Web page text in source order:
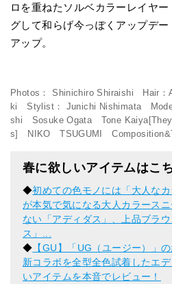
ロを重ねたソルベカラーレイヤ
グして和らげ今っぽくアップデ
アップ。
Photos： Shinichiro Shiraishi Hair
ki Stylist： Junichi Nishimata
shi Sosuke Ogata Tone Kaiya[They
s] NIKO TSUGUMI
春に欲しいアイテムはこ
◆初めての色モノには「大人な
が本気で気になる大人カラース
ない「アディダス」、上品ブラ
ス」...
◆ 【GU】「UG（ユージー）」
新コラボを全型全色試着したエ
いアイテムを本音でレビュー！